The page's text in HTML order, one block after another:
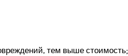
тем выше стоимость;